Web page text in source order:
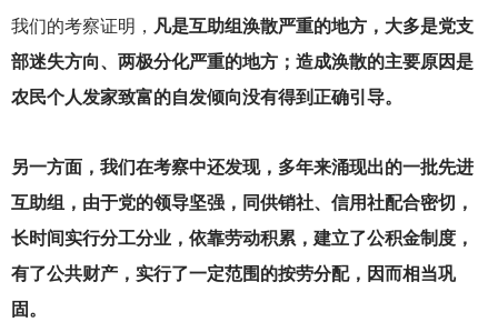
我们的考察证明， 凡是互助组涣散严重的地方，大多是党支
部迷失方向、两极分化严重的地方；造成涣散的主要原因是
农民个人发家致富的自发倾向没有得到正确引导。
另一方面，我们在考察中还发现，多年来涌现出的一批先进
互助组，由于党的领导坚强，同供销社、信用社配合密切，
长时间实行分工分业，依靠劳动积累，建立了公积金制度，
有了公共财产，实行了一定范围的按劳分配，因而相当巩
固。